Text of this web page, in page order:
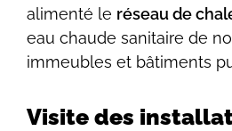
alimenté le réseau de
eau chaude sanitaire de
immeubles et bâtiments
Visite des